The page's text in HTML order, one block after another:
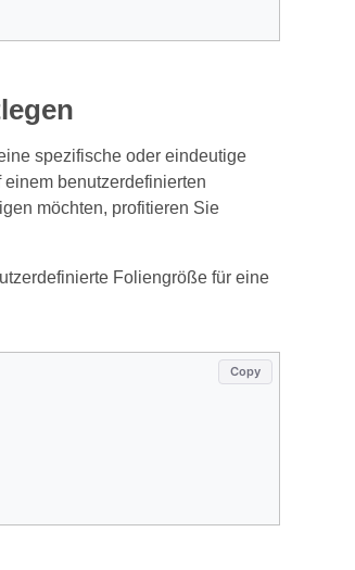
spezifische oder eindeutige
benutzerdefinierten
möchten, profitieren Sie
Foliengröße für eine
Copy